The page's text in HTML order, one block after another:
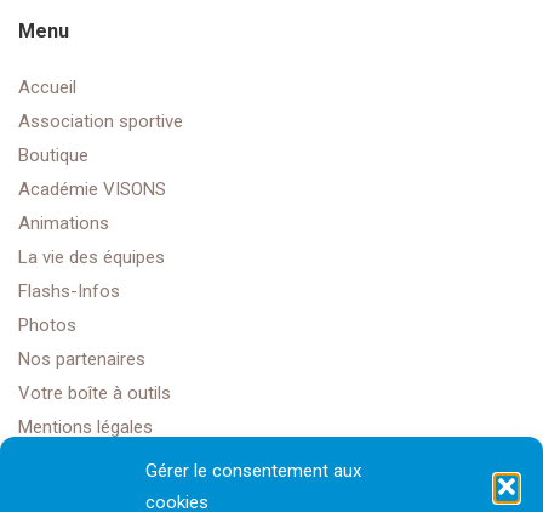
Gérer le consentement aux
cookies
Menu
Accueil
Association sportive
Boutique
Académie VISONS
Animations
La vie des équipes
Flashs-Infos
Photos
Nos partenaires
Votre boîte à outils
Mentions légales